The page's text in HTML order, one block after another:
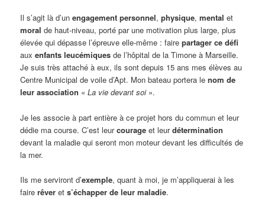
Il s’agit là d’unengagement personnel,physique,mental et
moral de haut-niveau, porté par une motivation plus large, plus
élevée qui dépasse l’épreuve elle-même : faire partager ce défi
aux enfants leucémiquesde l’hôpital de la Timone à Marseille.
Je suis très attaché à eux, ils sont depuis 15 ans mes élèves au
Centre Municipal de voile d’Apt. Mon bateau portera le nom de
leur association «La vie devant soi».
Je les associe à part entière à ce projet hors du commun et leur
dédie ma course. C’est leurcourage et leurdétermination
devant la maladie qui seront mon moteur devant les difficultés de
la mer.
Ils me serviront d’exemple, quant à moi, je m’appliquerai à les
fairerêver ets’échapper de leur maladie.